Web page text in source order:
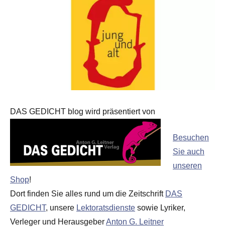
DAS GEDICHT blog wird präsentiert von
Besuchen
Sie auch
unseren
Shop!
Dort finden Sie alles rund um die Zeitschrift DAS
GEDICHT, unsere Lektoratsdienste sowie Lyriker,
Verleger und HerausgeberAnton G. Leitner